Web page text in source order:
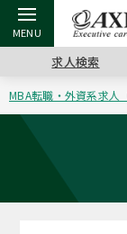
戻る
アクシアムの特長
サービス案内
戻る
キャリア支援 TOP
キャリアデザイン講
（最新求人市場動
戻る
転職ツール TOP
英文レジュメの書き
戻る
転職コラム TOP
“展”職相談室
戻る
イベント・セミナ
キャリアデザイン
戻る
会社概要 TOP
求人検索
MBA転職・外資系求人